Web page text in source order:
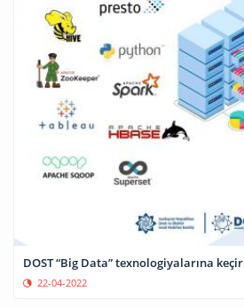
DOST “Big Data” texnologiyalarına keçir
22-04-2022